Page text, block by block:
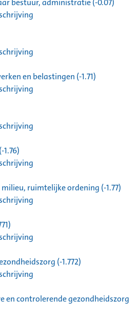
bestuur, administratie (-0.07)
en belastingen (-1.71)
ruimtelijke ordening (-1.77)
(-1.772)
en controlerende gezondheidszorg